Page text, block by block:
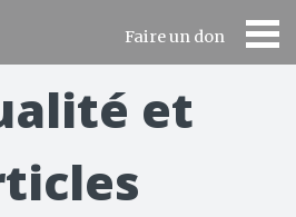
Faire un don
et